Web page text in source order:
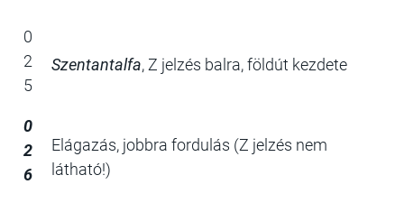
0
2
5
Szentantalfa, Z jelzés balra, földút kezdete
0
2
6
Elágazás, jobbra fordulás (Z jelzés nem
látható!)